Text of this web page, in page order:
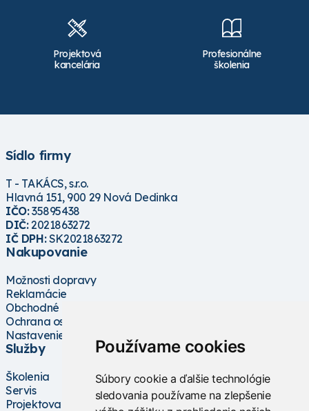
Používame cookies
Súbory cookie a ďalšie technológie
sledovania používame na zlepšenie
Projektová
kancelária
Profesionálne
školenia
Sídlo firmy
T - TAKÁCS, s.r.o.
Hlavná 151, 900 29 Nová Dedinka
IČO:35895438
DIČ:2021863272
IČ DPH:SK2021863272
Nakupovanie
Možnosti dopravy
Reklamácie
Obchodné podmienky
Ochrana osobných údajov
Nastavenie cookies
Služby
Školenia
Servis
Projektovanie